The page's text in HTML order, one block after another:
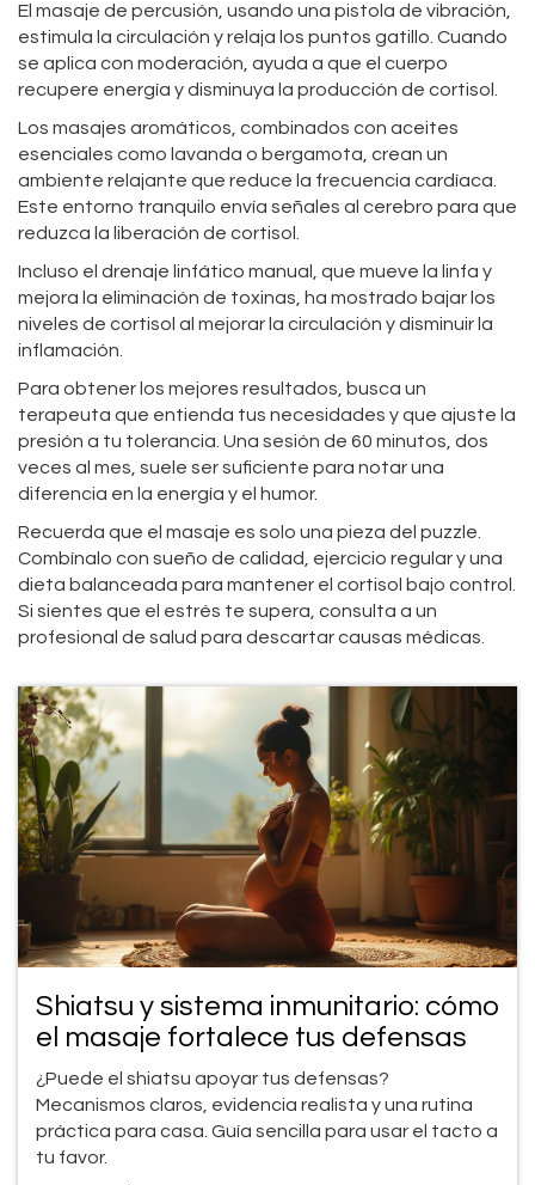
El masaje de percusión, usando una pistola de vibración,
estimula la circulación y relaja los puntos gatillo. Cuando
se aplica con moderación, ayuda a que el cuerpo
recupere energía y disminuya la producción de cortisol.
Los masajes aromáticos, combinados con aceites
esenciales como lavanda o bergamota, crean un
ambiente relajante que reduce la frecuencia cardíaca.
Este entorno tranquilo envía señales al cerebro para que
reduzca la liberación de cortisol.
Incluso el drenaje linfático manual, que mueve la linfa y
mejora la eliminación de toxinas, ha mostrado bajar los
niveles de cortisol al mejorar la circulación y disminuir la
inflamación.
Para obtener los mejores resultados, busca un
terapeuta que entienda tus necesidades y que ajuste la
presión a tu tolerancia. Una sesión de 60 minutos, dos
veces al mes, suele ser suficiente para notar una
diferencia en la energía y el humor.
Recuerda que el masaje es solo una pieza del puzzle.
Combínalo con sueño de calidad, ejercicio regular y una
dieta balanceada para mantener el cortisol bajo control.
Si sientes que el estrés te supera, consulta a un
profesional de salud para descartar causas médicas.
Shiatsu y sistema inmunitario: cómo
el masaje fortalece tus defensas
¿Puede el shiatsu apoyar tus defensas?
Mecanismos claros, evidencia realista y una rutina
práctica para casa. Guía sencilla para usar el tacto a
tu favor.